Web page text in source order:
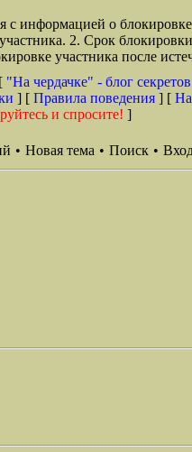
с информацией о
2. Срок
участника после
[ "На чердачке" - блог
] [ Правила поведения ] [
и спросите! ]
• Новая тема • Поиск •